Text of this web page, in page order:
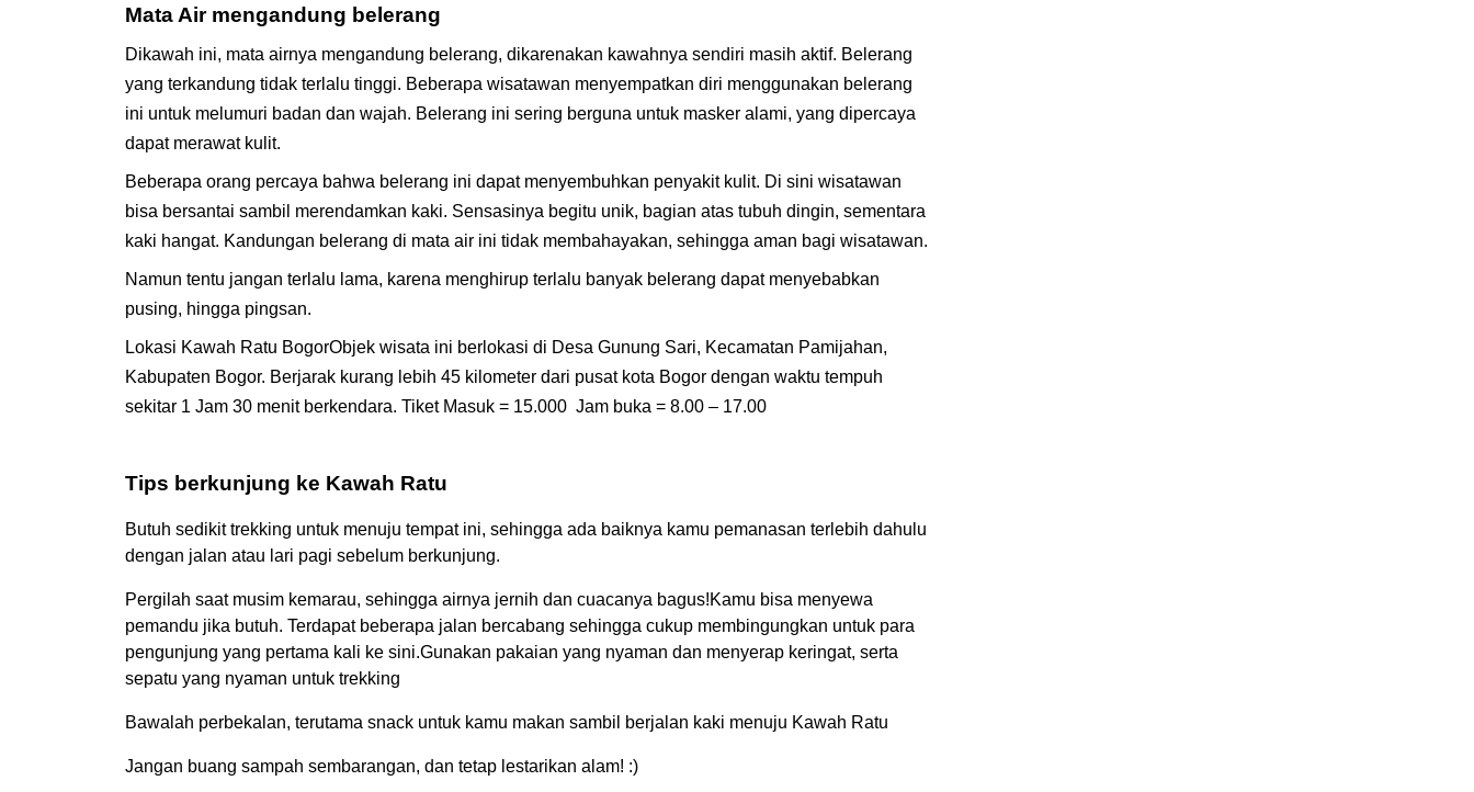
Mata Air mengandung belerang
Dikawah ini, mata airnya mengandung belerang, dikarenakan kawahnya sendiri masih aktif. Belerang
yang terkandung tidak terlalu tinggi. Beberapa wisatawan menyempatkan diri menggunakan belerang
ini untuk melumuri badan dan wajah. Belerang ini sering berguna untuk masker alami, yang dipercaya
dapat merawat kulit.
Beberapa orang percaya bahwa belerang ini dapat menyembuhkan penyakit kulit. Di sini wisatawan
bisa bersantai sambil merendamkan kaki. Sensasinya begitu unik, bagian atas tubuh dingin, sementara
kaki hangat. Kandungan belerang di mata air ini tidak membahayakan, sehingga aman bagi wisatawan.
Namun tentu jangan terlalu lama, karena menghirup terlalu banyak belerang dapat menyebabkan
pusing, hingga pingsan.
Lokasi Kawah Ratu BogorObjek wisata ini berlokasi di Desa Gunung Sari, Kecamatan Pamijahan,
Kabupaten Bogor. Berjarak kurang lebih 45 kilometer dari pusat kota Bogor dengan waktu tempuh
sekitar 1 Jam 30 menit berkendara. Tiket Masuk = 15.000 Jam buka = 8.00 – 17.00
Tips berkunjung ke Kawah Ratu
Butuh sedikit trekking untuk menuju tempat ini, sehingga ada baiknya kamu pemanasan terlebih dahulu
dengan jalan atau lari pagi sebelum berkunjung.
Pergilah saat musim kemarau, sehingga airnya jernih dan cuacanya bagus!Kamu bisa menyewa
pemandu jika butuh. Terdapat beberapa jalan bercabang sehingga cukup membingungkan untuk para
pengunjung yang pertama kali ke sini.Gunakan pakaian yang nyaman dan menyerap keringat, serta
sepatu yang nyaman untuk trekking
Bawalah perbekalan, terutama snack untuk kamu makan sambil berjalan kaki menuju Kawah Ratu
Jangan buang sampah sembarangan, dan tetap lestarikan alam! :)